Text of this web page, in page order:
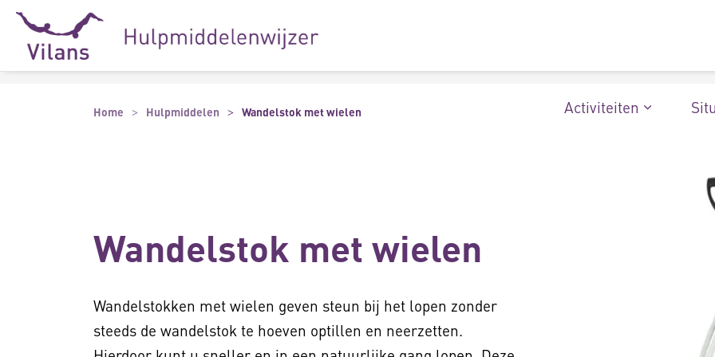
Naar hoofdinhoud
Naar footer
Activiteiten
Home Hulpmiddelen Wandelstok met wielen
Wandelstok met wielen
Wandelstokken met wielen geven steun bij het lopen zonder
steeds de wandelstok te hoeven optillen en neerzetten.